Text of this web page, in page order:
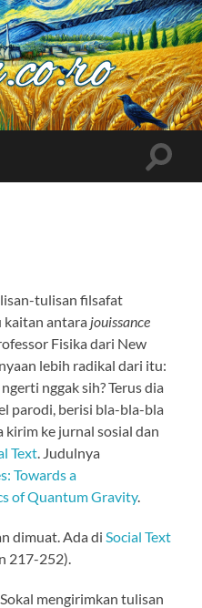
Toggle
tulisan filsafat
kaitan antara jouissance
Fisika dari New
lebih radikal dari itu:
nggak sih? Terus dia
parodi, berisi bla-bla-bla
kirim ke jurnal sosial dan
Text . Judulnya
Towards a
of Quantum Gravity.
dimuat. Ada di Social Text
217-252).
mengirimkan tulisan